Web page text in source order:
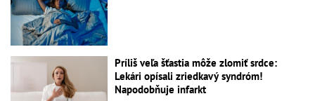
Príliš veľa šťastia môže zlomiť srdce:
Lekári opísali zriedkavý syndróm!
Napodobňuje infarkt